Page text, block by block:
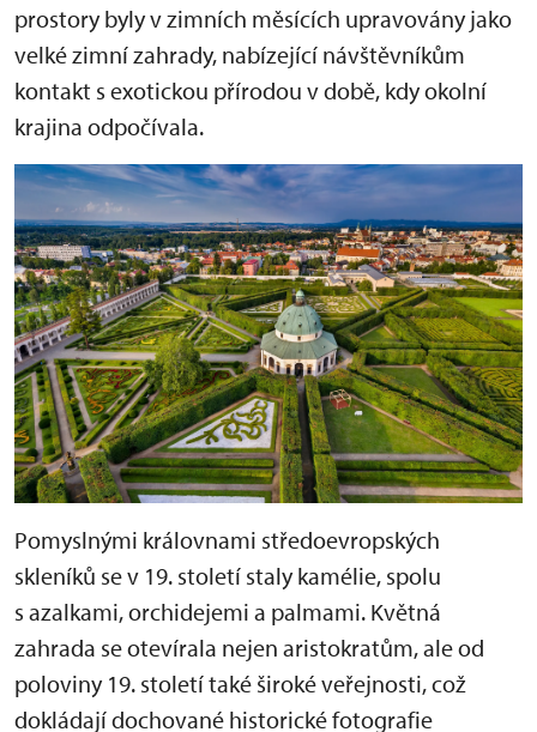
prostory byly v zimních měsících upravovány jako
velké zimní zahrady, nabízející návštěvníkům
kontakt s exotickou přírodou v době, kdy okolní
krajina odpočívala.
Pomyslnými královnami středoevropských
skleníků se v 19. století staly kamélie, spolu
s azalkami, orchidejemi a palmami. Květná
zahrada se otevírala nejen aristokratům, ale od
poloviny 19. století také široké veřejnosti, což
dokládají dochované historické fotografie